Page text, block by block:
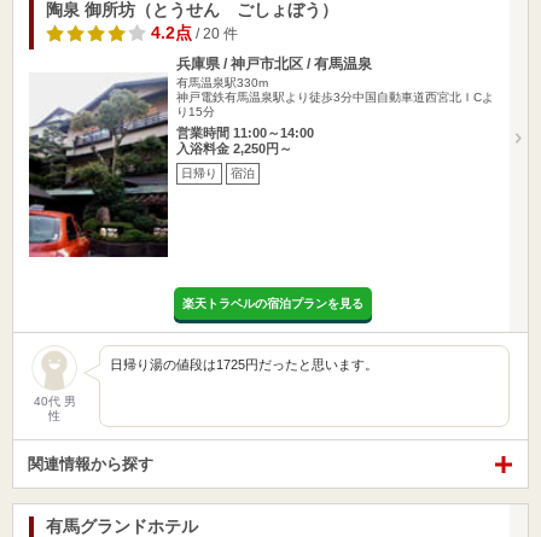
陶泉 御所坊（とうせん ごしょぼう）
4.2点 / 20 件
兵庫県 / 神戸市北区 / 有馬温泉
有馬温泉駅330m
神戸電鉄有馬温泉駅より徒歩3分中国自動車道西宮北ＩCよ
り15分
営業時間 11:00～14:00
入浴料金 2,250円～
日帰り 宿泊
楽天トラベルの宿泊プランを見る
40代 男
性
日帰り湯の値段は1725円だったと思います。
関連情報から探す
有馬グランドホテル